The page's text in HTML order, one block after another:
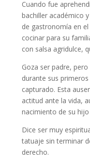
Cuando fue
bachiller académico
de gastronomía en el
cocinar para su
con salsa agridulce,
Goza ser padre,
durante sus
capturado. Esta
actitud ante la vida,
nacimiento de su
Dice ser muy
tatuaje sin terminar
derecho.